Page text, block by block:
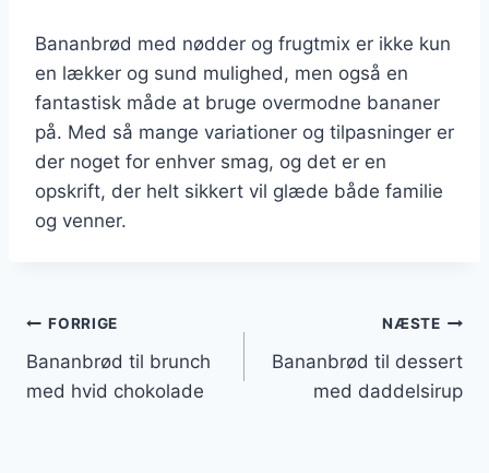
Bananbrød med nødder og frugtmix er ikke kun
en lækker og sund mulighed, men også en
fantastisk måde at bruge overmodne bananer
på. Med så mange variationer og tilpasninger er
der noget for enhver smag, og det er en
opskrift, der helt sikkert vil glæde både familie
og venner.
Indlægsnavigation
FORRIGE
Bananbrød til brunch
med hvid chokolade
NÆSTE
Bananbrød til dessert
med daddelsirup